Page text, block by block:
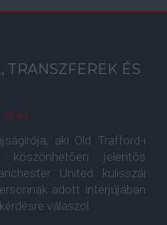
TRANSZFEREK ÉS
08:43
aki Old Trafford-i
köszönhetõen jelentõs
United kulisszái
adott interjújában
válaszol.